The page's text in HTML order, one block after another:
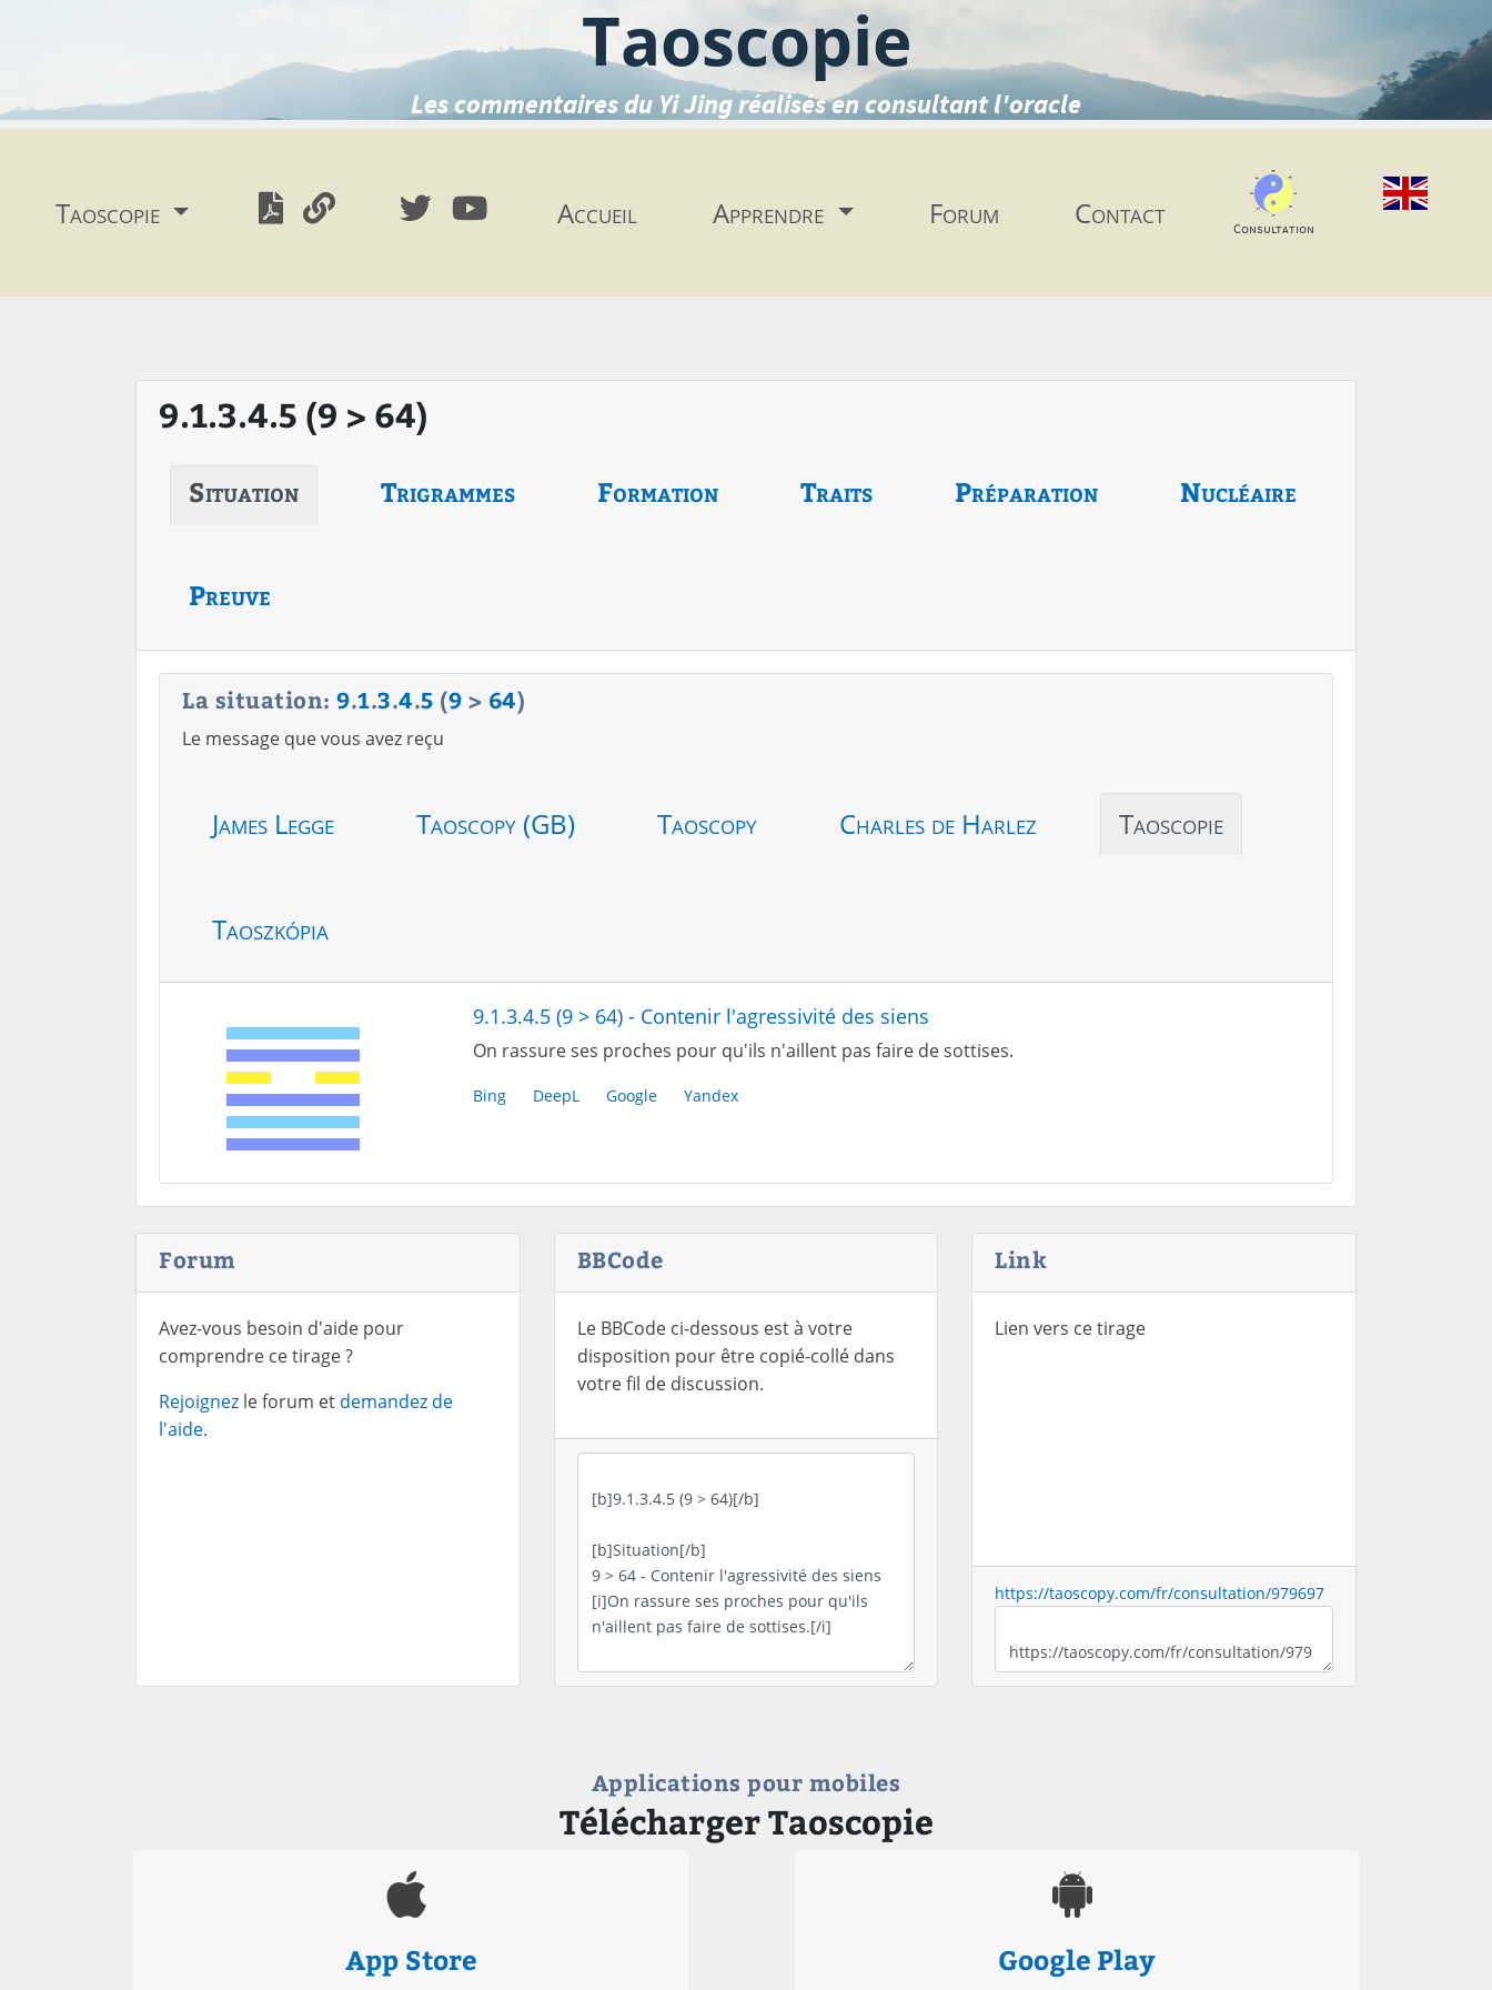
Taoscopie
Les commentaires du Yi Jing réalisés en consultant l'oracle
Taoscopie Accueil Apprendre Forum Contact Consultation
9.1.3.4.5 (9 > 64)
Situation Trigrammes Formation Traits Préparation Nucléaire
Preuve
La situation: 9.1.3.4.5 (9 > 64)
Le message que vous avez reçu
James Legge Taoscopy (GB) Taoscopy Charles de Harlez Taoscopie
Taoszkópia
9.1.3.4.5 (9 > 64) - Contenir l'agressivité des siens
On rassure ses proches pour qu'ils n'aillent pas faire de sottises.
Bing DeepL Google Yandex
Forum
Avez-vous besoin d'aide pour
comprendre ce tirage ?
Rejoignez le forum et demandez de
l'aide.
BBCode
Le BBCode ci-dessous est à votre
disposition pour être copié-collé dans
votre fil de discussion.
Link
Lien vers ce tirage
https://taoscopy.com/fr/consultation/979697
Applications pour mobiles
Télécharger Taoscopie
App Store Google Play